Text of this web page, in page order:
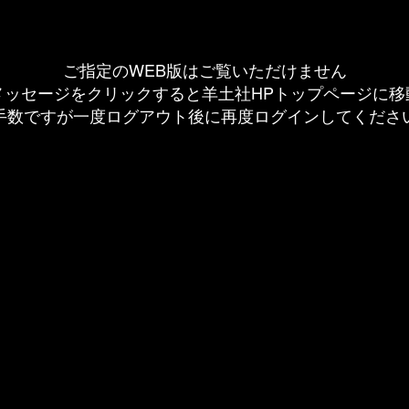
ご指定のWEB版はご覧いただけません
セージをクリックすると羊土社HPトップページに移
数ですが一度ログアウト後に再度ログインしてくださ